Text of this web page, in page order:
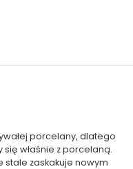
porcelany, dlatego
właśnie z porcelaną.
zaskakuje nowym